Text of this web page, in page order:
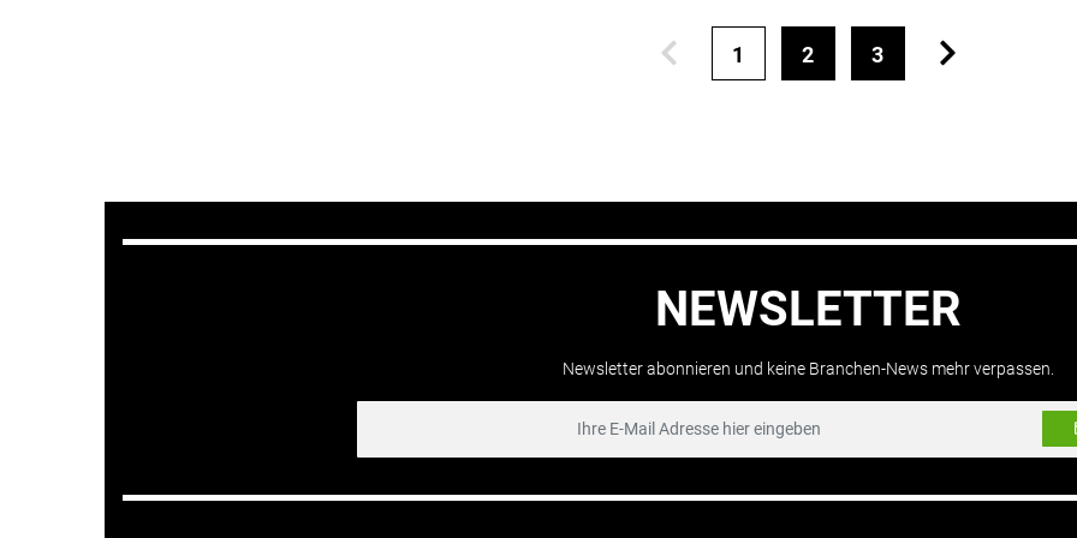
1 2 3
NEWSLETTER
Newsletter abonnieren und keine Branchen-News mehr verpassen.